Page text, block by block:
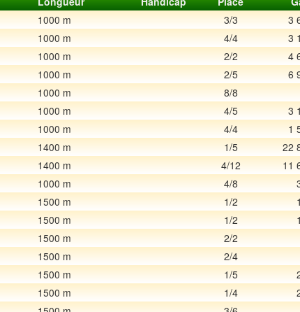
1000 m 3/3
3
1000 m 4/4
3
1000 m 2/2
4
1000 m 2/5
6
1000 m
8/8
1000 m 4/5
3
1000 m 4/4
1
1400 m 1/5
22
1400 m 4/12
11
1000 m 4/8
1500 m 1/2
1500 m 1/2
1500 m
2/2
1500 m
2/4
1500 m 1/5
1500 m 1/4